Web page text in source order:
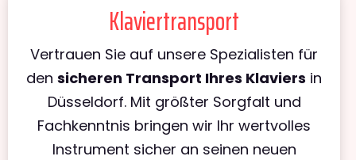
Klaviertransport
Vertrauen Sie auf unsere Spezialisten für
den sicheren Transport Ihres Klaviers in
Düsseldorf. Mit größter Sorgfalt und
Fachkenntnis bringen wir Ihr wertvolles
Instrument sicher an seinen neuen